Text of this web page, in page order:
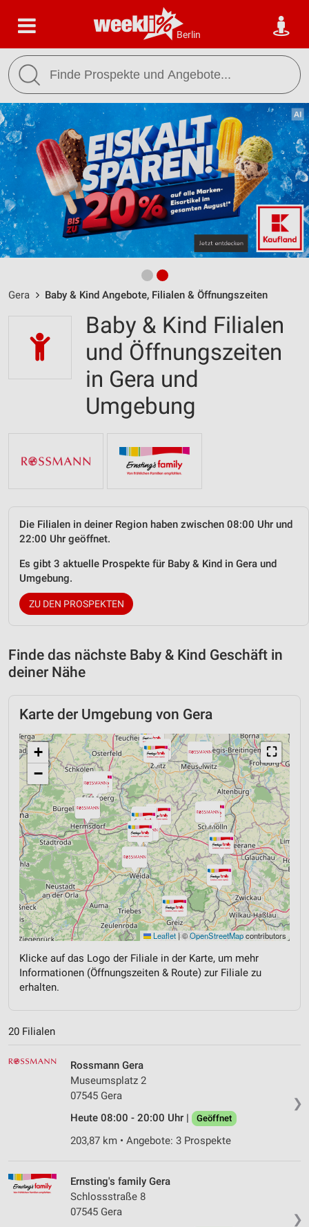
Berlin
Gera Baby & Kind Angebote, Filialen & Öffnungszeiten
Baby & Kind Filialen
und Öffnungszeiten
in Gera und
Umgebung
Die Filialen in deiner Region haben zwischen 08:00 Uhr und
22:00 Uhr geöffnet.
Es gibt 3 aktuelle Prospekte für Baby & Kind in Gera und
Umgebung.
ZU DEN PROSPEKTEN
Finde das nächste Baby & Kind Geschäft in
deiner Nähe
Karte der Umgebung von Gera
⛶
+
−
Leaflet |©OpenStreetMapcontributors
Klicke auf das Logo der Filiale in der Karte, um mehr
Informationen (Öffnungszeiten & Route) zur Filiale zu
erhalten.
20 Filialen
❯
Rossmann Gera
Museumsplatz 2
07545 Gera
Heute 08:00 - 20:00 Uhr |
Geöffnet
203,87 km • Angebote: 3 Prospekte
❯
Ernsting's family Gera
Schlossstraße 8
07545 Gera